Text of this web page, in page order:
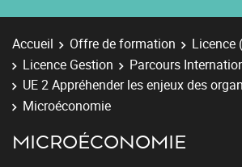
Accueil Offre de formation
Licence
Licence Gestion
Parcours
UE 2 Appréhender les enjeux des
Microéconomie
MICROÉCONOMIE